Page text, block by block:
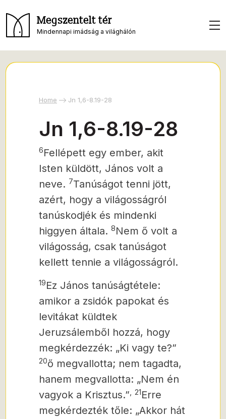
Megszentelt tér
Mindennapi imádság a világhálón
Home Jn 1,6-8.19-28
Jn 1,6-8.19-28
6Fellépett egy ember, akit
Isten küldött, János volt a
neve. 7Tanúságot tenni jött,
azért, hogy a világosságról
tanúskodjék és mindenki
higgyen általa. 8Nem ő volt a
világosság, csak tanúságot
kellett tennie a világosságról.
19Ez János tanúságtétele:
amikor a zsidók papokat és
levitákat küldtek
Jeruzsálemből hozzá, hogy
megkérdezzék: „Ki vagy te?”
20ő megvallotta; nem tagadta,
hanem megvallotta: „Nem én
vagyok a Krisztus.” 21Erre
megkérdezték tőle: „Akkor hát